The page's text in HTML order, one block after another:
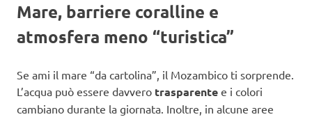
Mare, barriere coralline e
atmosfera meno “turistica”
Se ami il mare “da cartolina”, il Mozambico ti sorprende.
L’acqua può essere davvero trasparente e i colori
cambiano durante la giornata. Inoltre, in alcune aree